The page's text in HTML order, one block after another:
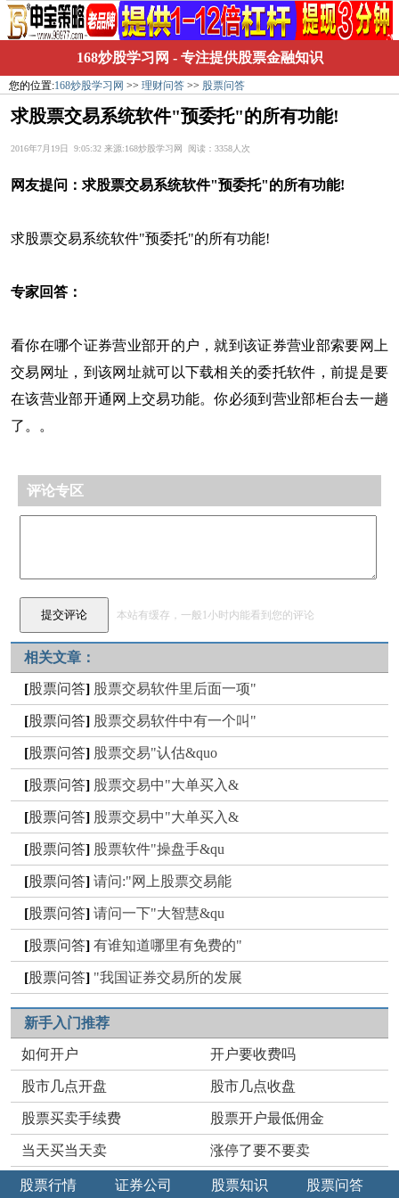
168炒股学习网 - 专注提供股票金融知识
您的位置:168炒股学习网 >> 理财问答 >> 股票问答
求股票交易系统软件"预委托"的所有功能!
2016年7月19日 9:05:32 来源:168炒股学习网 阅读：3358人次
网友提问： 求股票交易系统软件"预委托"的所有功能!
求股票交易系统软件"预委托"的所有功能!
专家回答：
看你在哪个证券营业部开的户，就到该证券营业部索要网上
交易网址，到该网址就可以下载相关的委托软件，前提是要
在该营业部开通网上交易功能。你必须到营业部柜台去一趟
了。。
评论专区
本站有缓存，一般1小时内能看到您的评论
相关文章：
[股票问答] 股票交易软件里后面一项"
[股票问答] 股票交易软件中有一个叫"
[股票问答] 股票交易"认估&quo
[股票问答] 股票交易中"大单买入&
[股票问答] 股票交易中"大单买入&
[股票问答] 股票软件"操盘手&qu
[股票问答] 请问:"网上股票交易能
[股票问答] 请问一下"大智慧&qu
[股票问答] 有谁知道哪里有免费的"
[股票问答] "我国证券交易所的发展
新手入门推荐
如何开户 开户要收费吗
股市几点开盘 股市几点收盘
股票买卖手续费 股票开户最低佣金
当天买当天卖 涨停了要不要卖
股票行情 证券公司 股票知识 股票问答